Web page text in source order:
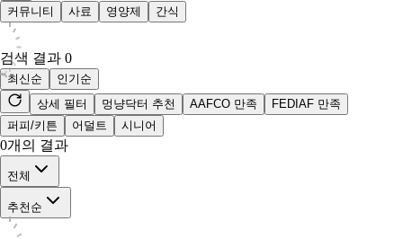
커뮤니티 사료 영양제 간식
검색 결과 0
최신순
인기순
상세 필터
멍냥닥터 추천 AAFCO 만족
FEDIAF 만족
퍼피/키튼
어덜트 시니어
0개의 결과
전체
추천순